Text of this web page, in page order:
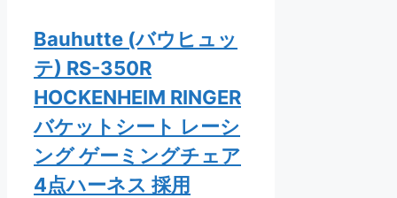
Bauhutte (バウヒュッ
テ) RS-350R
HOCKENHEIM RINGER
バケットシート レーシ
ング ゲーミングチェア
4点ハーネス 採用